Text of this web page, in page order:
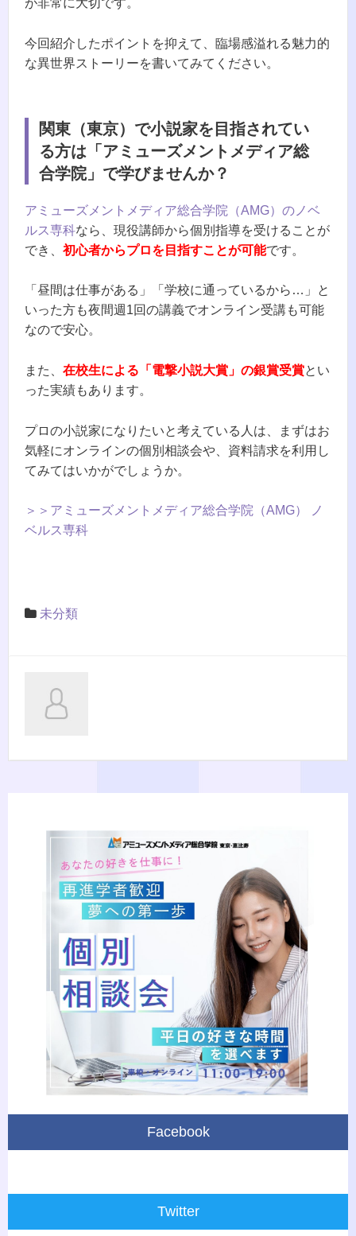
が非常に大切です。
今回紹介したポイントを抑えて、臨場感溢れる魅力的
な異世界ストーリーを書いてみてください。
関東（東京）で小説家を目指されてい
る方は「アミューズメントメディア総
合学院」で学びませんか？
アミューズメントメディア総合学院（AMG）のノベ
ルス専科なら、現役講師から個別指導を受けることが
でき、 初心者からプロを目指すことが可能です。
「昼間は仕事がある」「学校に通っているから…」と
いった方も夜間週1回の講義でオンライン受講も可能
なので安心。
また、 在校生による「電撃小説大賞」の銀賞受賞とい
った実績もあります。
プロの小説家になりたいと考えている人は、まずはお
気軽にオンラインの個別相談会や、資料請求を利用し
てみてはいかがでしょうか。
＞＞アミューズメントメディア総合学院（AMG） ノ
ベルス専科
未分類
Facebook
Twitter